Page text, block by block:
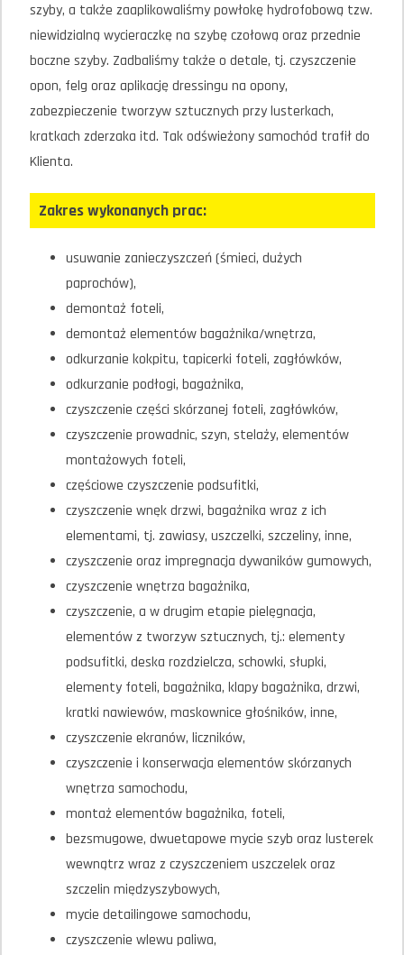
szyby, a także zaaplikowaliśmy powłokę hydrofobową tzw.
niewidzialną wycieraczkę na szybę czołową oraz przednie
boczne szyby. Zadbaliśmy także o detale, tj. czyszczenie
opon, felg oraz aplikację dressingu na opony,
zabezpieczenie tworzyw sztucznych przy lusterkach,
kratkach zderzaka itd. Tak odświeżony samochód trafił do
Klienta.
Zakres wykonanych prac:
usuwanie zanieczyszczeń (śmieci, dużych
paprochów),
demontaż foteli,
demontaż elementów bagażnika/wnętrza,
odkurzanie kokpitu, tapicerki foteli, zagłówków,
odkurzanie podłogi, bagażnika,
czyszczenie części skórzanej foteli, zagłówków,
czyszczenie prowadnic, szyn, stelaży, elementów
montażowych foteli,
częściowe czyszczenie podsufitki,
czyszczenie wnęk drzwi, bagażnika wraz z ich
elementami, tj. zawiasy, uszczelki, szczeliny, inne,
czyszczenie oraz impregnacja dywaników gumowych,
czyszczenie wnętrza bagażnika,
czyszczenie, a w drugim etapie pielęgnacja,
elementów z tworzyw sztucznych, tj.: elementy
podsufitki, deska rozdzielcza, schowki, słupki,
elementy foteli, bagażnika, klapy bagażnika, drzwi,
kratki nawiewów, maskownice głośników, inne,
czyszczenie ekranów, liczników,
czyszczenie i konserwacja elementów skórzanych
wnętrza samochodu,
montaż elementów bagażnika, foteli,
bezsmugowe, dwuetapowe mycie szyb oraz lusterek
wewnątrz wraz z czyszczeniem uszczelek oraz
szczelin międzyszybowych,
mycie detailingowe samochodu,
czyszczenie wlewu paliwa,